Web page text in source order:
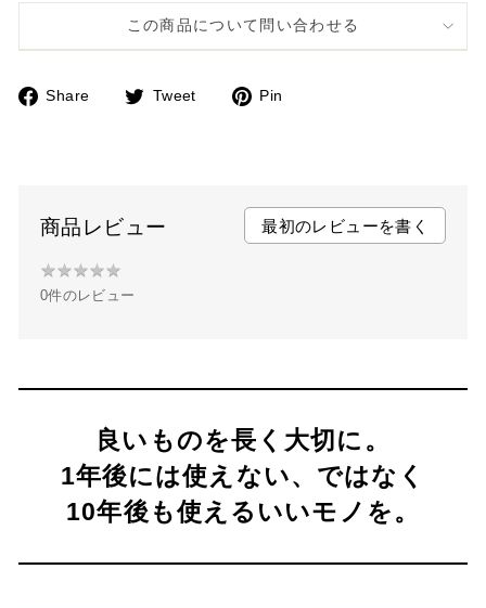
この商品について問い合わせる
Share
b
o
k
Tweet Pin
r
商品レビュー 最初のレビューを書く
★
★
★
★★★★★
0件のレビュー
良いものを長く大切に。
1年後には使えない、ではなく
10年後も使えるいいモノを。